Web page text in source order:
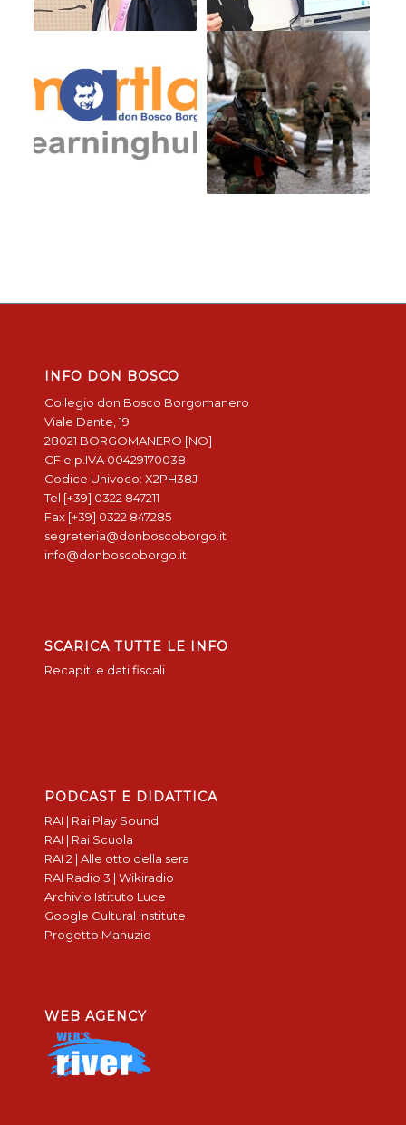
INFO DON BOSCO
Collegio don Bosco Borgomanero
Viale Dante, 19
28021 BORGOMANERO [NO]
CF e p.IVA 00429170038
Codice Univoco: X2PH38J
Tel [+39] 0322 847211
Fax [+39] 0322 847285
segreteria@donboscoborgo.it
info@donboscoborgo.it
SCARICA TUTTE LE INFO
Recapiti e dati fiscali
PODCAST E DIDATTICA
RAI | Rai Play Sound
RAI | Rai Scuola
RAI 2 | Alle otto della sera
RAI Radio 3 | Wikiradio
Archivio Istituto Luce
Google Cultural Institute
Progetto Manuzio
WEB AGENCY